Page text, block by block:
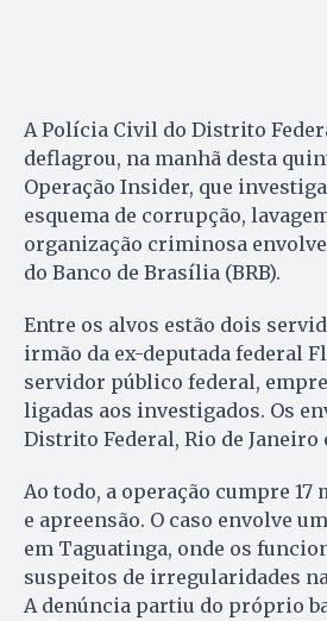
A Polícia Civil do Distrito
deflagrou, na manhã desta
Operação Insider, que
esquema de corrupção,
organização criminosa
do Banco de Brasília (BRB).
Entre os alvos estão dois
irmão da ex-deputada federal
servidor público federal,
ligadas aos investigados. Os
Distrito Federal, Rio de Janeiro
Ao todo, a operação cumpre 17
e apreensão. O caso envolve
em Taguatinga, onde os
suspeitos de irregularidades
A denúncia partiu do próprio